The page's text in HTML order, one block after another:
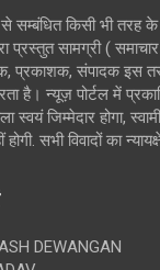
सम्बंधित किसी भी तरह
प्रस्तुत सामग्री (
प्रकाशक, संपादक इस
है। न्यूज़ पोर्टल में
स्वयं जिम्मेदार होगा,
सभी विवादों का
DEWANGAN